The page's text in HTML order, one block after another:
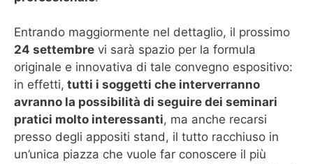
Entrando maggiormente nel dettaglio, il prossimo
24 settembre vi sarà spazio per la formula
originale e innovativa di tale convegno espositivo:
in effetti, tutti i soggetti che interverranno
avranno la possibilità di seguire dei seminari
pratici molto interessanti, ma anche recarsi
presso degli appositi stand, il tutto racchiuso in
un’unica piazza che vuole far conoscere il più